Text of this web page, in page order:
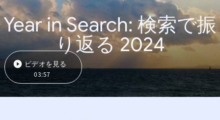
Year in Search: 検索で振
り返る 2024
ビデオを見る
03:57